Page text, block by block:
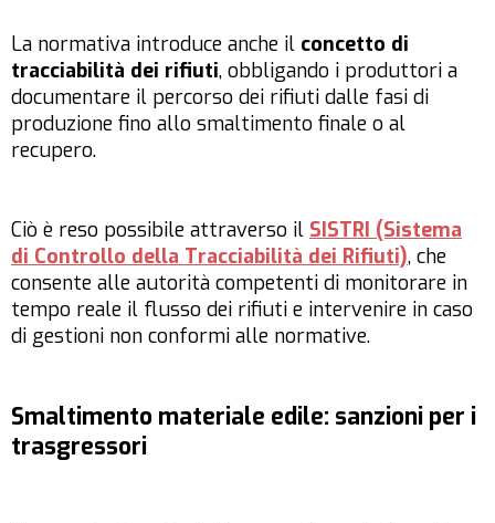
La normativa introduce anche il concetto di
tracciabilità dei rifiuti, obbligando i produttori a
documentare il percorso dei rifiuti dalle fasi di
produzione fino allo smaltimento finale o al
recupero.
Ciò è reso possibile attraverso il SISTRI (Sistema
di Controllo della Tracciabilità dei Rifiuti), che
consente alle autorità competenti di monitorare in
tempo reale il flusso dei rifiuti e intervenire in caso
di gestioni non conformi alle normative.
Smaltimento materiale edile: sanzioni per i
trasgressori